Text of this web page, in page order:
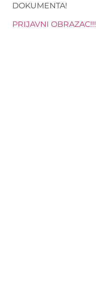
DOKUMENTA!
PRIJAVNI OBRAZAC!!!